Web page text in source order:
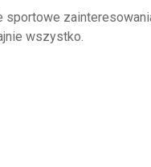
sportowe
wszystko.